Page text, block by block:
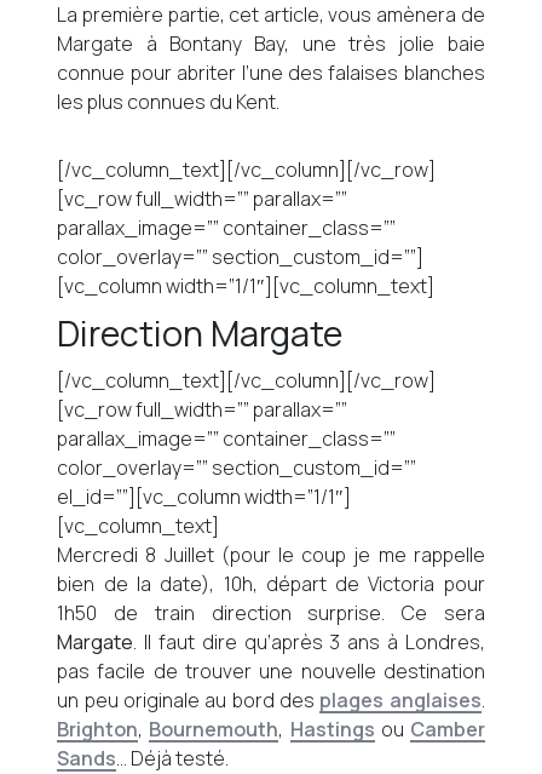
La première partie, cet article, vous amènera de
Margate à Bontany Bay, une très jolie baie
connue pour abriter l’une des falaises blanches
les plus connues du Kent.
[/vc_column_text][/vc_column][/vc_row]
[vc_row full_width=”” parallax=””
parallax_image=”” container_class=””
color_overlay=”” section_custom_id=””]
[vc_column width=”1/1″][vc_column_text]
Direction Margate
[/vc_column_text][/vc_column][/vc_row]
[vc_row full_width=”” parallax=””
parallax_image=”” container_class=””
color_overlay=”” section_custom_id=””
el_id=””][vc_column width=”1/1″]
[vc_column_text]
Mercredi 8 Juillet (pour le coup je me rappelle
bien de la date), 10h, départ de Victoria pour
1h50 de train direction surprise. Ce sera
Margate. Il faut dire qu’après 3 ans à Londres,
pas facile de trouver une nouvelle destination
un peu originale au bord des plages anglaises.
Brighton, Bournemouth, Hastings ou Camber
Sands… Déjà testé.